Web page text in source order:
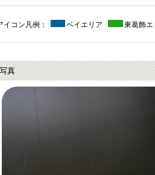
イコン凡例： ベイエリア 東葛飾エ
真